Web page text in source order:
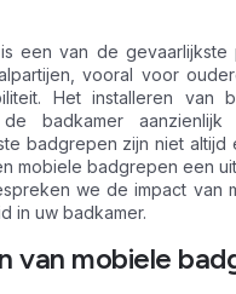
een van de gevaarlijkste
vooral voor
Het installeren van
badkamer aanzienlijk
badgrepen zijn niet altijd
mobiele badgrepen een
we de impact van
in uw badkamer.
van mobiele